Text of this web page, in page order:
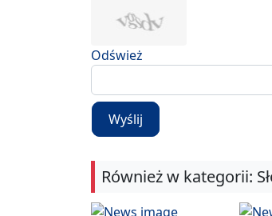
Odśwież
Wyślij
Również w kategorii: